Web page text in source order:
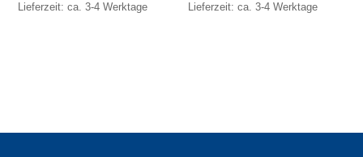
Lieferzeit: ca. 3-4 Werktage
Lieferzeit: ca. 3-4 Werktage